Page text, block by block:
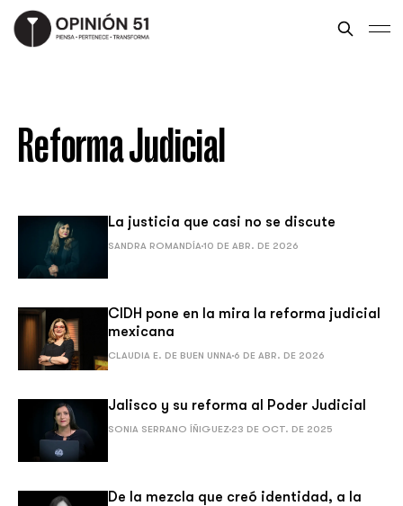
Reforma Judicial
La justicia que casi no se discute
SANDRA ROMANDÍA10 DE ABR. DE 2026
CIDH pone en la mira la reforma judicial
mexicana
CLAUDIA E. DE BUEN UNNA 6 DE ABR. DE 2026
Jalisco y su reforma al Poder Judicial
SONIA SERRANO ÍÑIGUEZ 23 DE OCT. DE 2025
De la mezcla que creó identidad, a la